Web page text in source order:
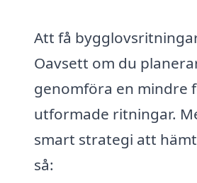
Att få
Oavsett om du
genomföra en mindre
utformade ritningar.
smart strategi att
så: